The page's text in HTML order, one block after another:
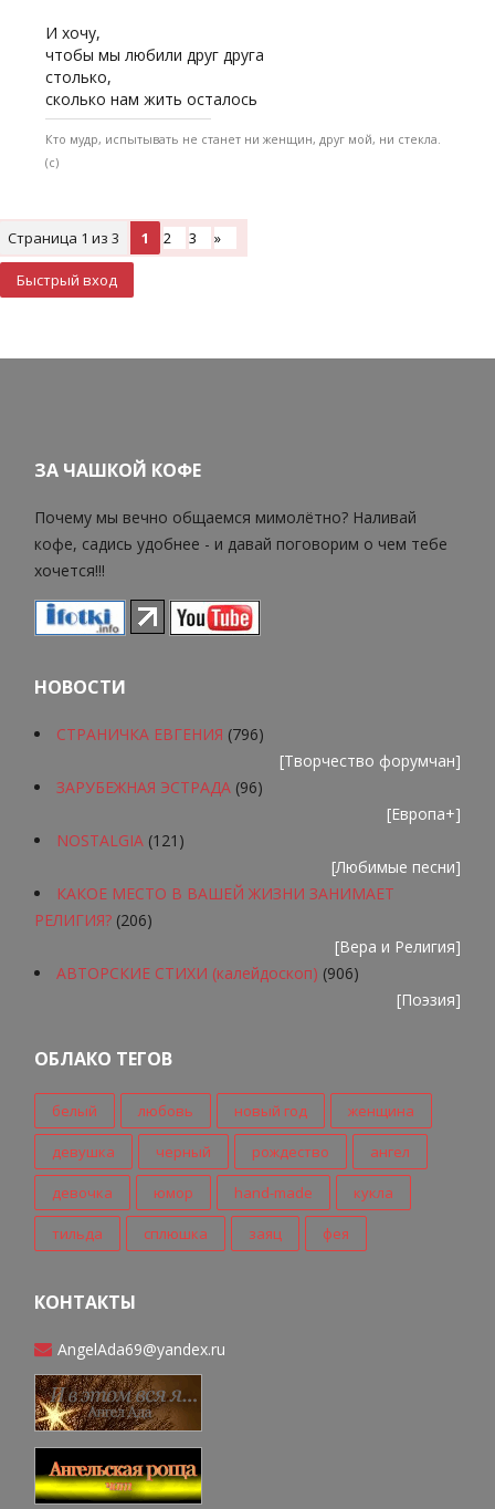
И хочу,
чтобы мы любили друг друга
столько,
сколько нам жить осталось
Кто мудр, испытывать не станет ни женщин, друг мой, ни стекла.
(с)
Страница 1 из 3 1 2 3 »
ЗА ЧАШКОЙ КОФЕ
Почему мы вечно общаемся мимолётно? Наливай
кофе, садись удобнее - и давай поговорим о чем тебе
хочется!!!
НОВОСТИ
СТРАНИЧКА ЕВГЕНИЯ (796)
[Творчество форумчан]
ЗАРУБЕЖНАЯ ЭСТРАДА (96)
[Европа+]
NOSTALGIA (121)
[Любимые песни]
КАКОЕ МЕСТО В ВАШЕЙ ЖИЗНИ ЗАНИМАЕТ
РЕЛИГИЯ? (206)
[Вера и Религия]
АВТОРСКИЕ СТИХИ (калейдоскоп) (906)
[Поэзия]
ОБЛАКО ТЕГОВ
белый любовь новый год женщина
девушка черный рождество ангел
девочка юмор hand-made кукла
тильда сплюшка заяц фея
КОНТАКТЫ
AngelAda69@yandex.ru